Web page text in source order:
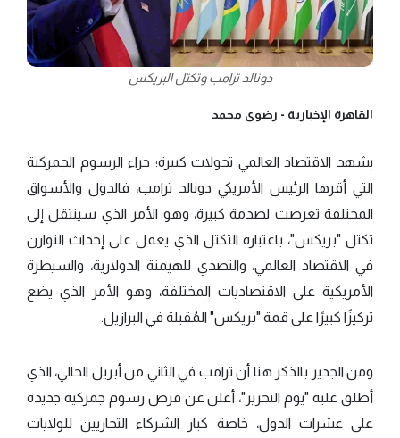
دونالد ترامب وتكتل البريكس
القاهرة الإخبارية - رضوى محمد
يشهد الاقتصاد العالمي تحولات كبيرة؛ جراء الرسوم الجمركية
التي أقرها الرئيس الأمريكي دونالد ترامب، فالدول والأسواق
المختلفة تعرضت لصدمة كبيرة، وهو الأمر الذي سينتقل إلى
تكتل "بريكس"، باعتباره التكتل الذي يعمل على إحداث التوازن
في الاقتصاد العالمي، والتصدي للهيمنة الدولارية، والسيطرة
الأمريكية على الاقتصاديات المختلفة، وهو الأمر الذي يضع
تركيزًا كبيرًا على قمة "بريكس" المُقبلة في البرازيل.
ومن الجدير بالذكر هنا أن ترامب في الثاني من أبريل الحالي، الذي
أطلق عليه "يوم التحرير"، أعلن عن فرض رسوم جمركية جديدة
على عشرات الدول، خاصة كبار الشركاء التجاريين للولايات